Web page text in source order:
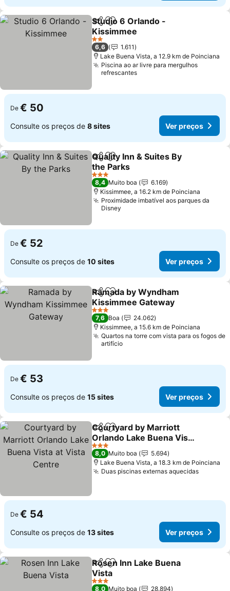
PartilharAdicionar aos favoritos
Studio 6 Orlando -
Kissimmee
Ver preços
2 Estrelas
6,6
1.611
Lake Buena Vista, a 12.9 km de Poinciana
Piscina ao ar livre para mergulhos
refrescantes
De € 50
Consulte os preços de 8 sites Ver preços
PartilharAdicionar aos favoritos
Quality Inn & Suites By
the Parks
Ver preços
3 Estrelas
8,4 Muito boa
6.169
Kissimmee, a 16.2 km de Poinciana
Proximidade imbatível aos parques da
Disney
De € 52
Consulte os preços de 10 sites Ver preços
PartilharAdicionar aos favoritos
Ramada by Wyndham
Kissimmee Gateway
Ver preços
3 Estrelas
7,6 Boa
24.062
Kissimmee, a 15.6 km de Poinciana
Quartos na torre com vista para os fogos de
artifício
De € 53
Consulte os preços de 15 sites Ver preços
PartilharAdicionar aos favoritos
Courtyard by Marriott
Orlando Lake Buena Vista
at Vista Centre
Ver preços
3 Estrelas
8,0 Muito boa
5.694
Lake Buena Vista, a 18.3 km de Poinciana
Duas piscinas externas aquecidasVer
De € 54
Consulte os preços de 13 sites Ver preços
PartilharAdicionar aos favoritos
Rosen Inn Lake Buena
Vista
Ver preços
3 Estrelas
8,0 Muito boa 28.894